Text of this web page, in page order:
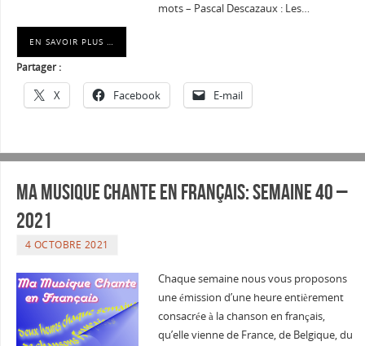
mots – Pascal Descazaux : Les…
EN SAVOIR PLUS …
Partager :
X Facebook E-mail
Ma musique chante en Français: Semaine 40 –
2021
4 OCTOBRE 2021
Chaque semaine nous vous proposons
une émission d’une heure entièrement
consacrée à la chanson en français,
qu’elle vienne de France, de Belgique, du